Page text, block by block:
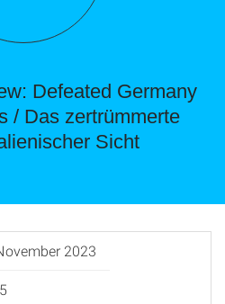
Defeated Germany
/ Das zertrümmerte
Sicht
2023